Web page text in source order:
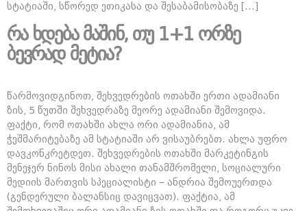
სტატიაში, სწორედ ეთიკასა და შესაბამისობაზე […]
რა ხდება მაშინ, თუ 1+1 ორზე
ბევრად მეტია?
წარმოვიდგინოთ, შეხვედრების ოთახში ერთი ადამიანი
ზის, 5 წუთში შეხვედრაზე მეორე ადამიანი შემოვიდა.
ფაქტი, რომ ოთახში ახლა ორი ადამიანია, ამ
ჭეშმარიტებაზე ამ სტატიაში არ ვისაუბრებთ. ახლა უფრო
დავკონკრეტდეთ. შეხვედრების ოთახში მარკეტინგის
მენეჯერ ნინოს მისი ახალი თანამშრომელი, სოციალური
მედიის მართვის სპეციალისტი − ანდრია შემოუერთდა
(გენდერული ბალანსიც დავიცვათ). ფაქტია, ამ